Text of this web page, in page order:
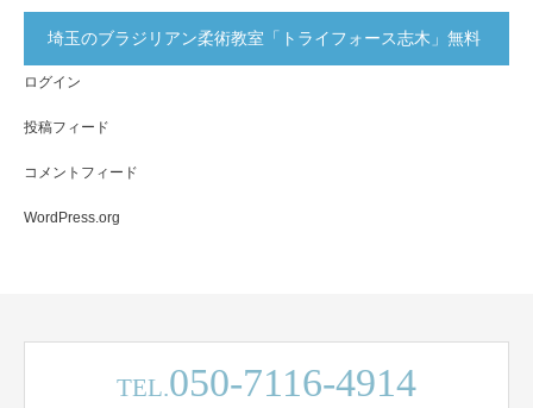
埼玉のブラジリアン柔術教室「トライフォース志木」無料
体験実施中！
ログイン
投稿フィード
コメントフィード
WordPress.org
TEL.050-7116-4914